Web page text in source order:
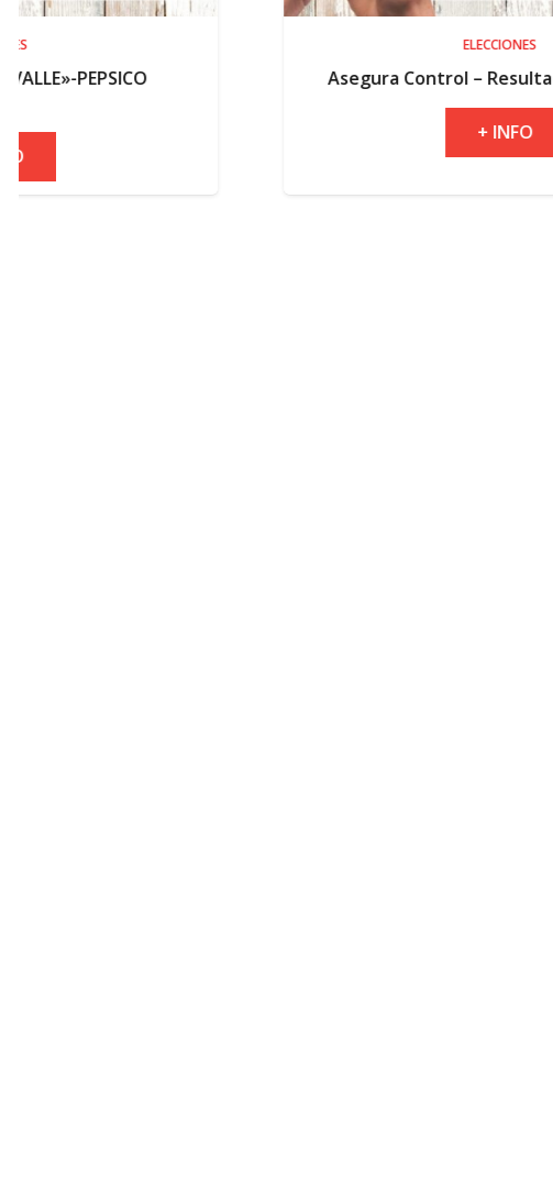
Asegura Control – Resultados electorales